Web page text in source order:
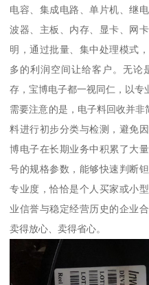
电容、集成电路、单片机、继
波器、主板、内存、显卡、网
明，通过批量、集中处理模式
多的利润空间让给客户。无论
存，宝博电子都一视同仁，以专
需要注意的是，电子料回收并非
料进行初步分类与检测，避免
博电子在长期业务中积累了大
号的规格参数，能够快速判断
专业度，恰恰是个人买家或小
业信誉与稳定经营历史的企业
卖得放心、卖得省心。